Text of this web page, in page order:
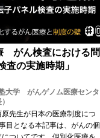
がん検査における問
査の実施時期」
大学 がんゲノム医療センタ
先生が日本の医療制度につ
目となる本記事は、がんの個